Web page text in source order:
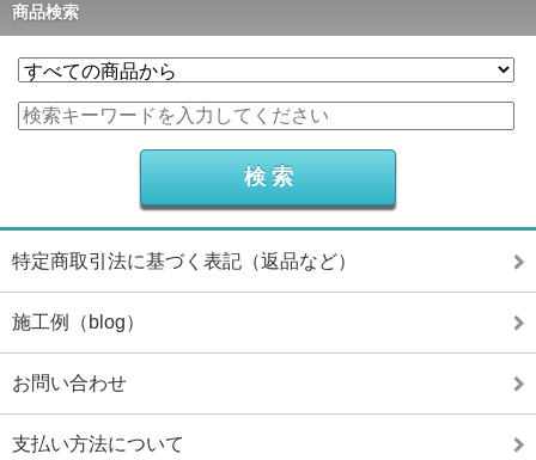
商品検索
特定商取引法に基づく表記（返品など）
施工例（blog）
お問い合わせ
支払い方法について